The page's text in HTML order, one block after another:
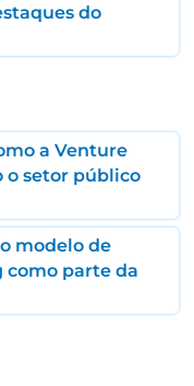
do
a Venture
o setor público
modelo de
como parte da